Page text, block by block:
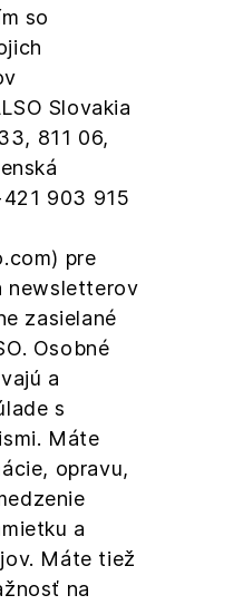
so
Slovakia
811 06,
903 915
pre
newsletterov
zasielané
Osobné
a
s
Máte
opravu,
a
Máte tiež
na